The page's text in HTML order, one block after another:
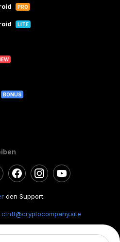
PRO
LITE
BONUS
den Support.
ctnft@cryptocompany.site